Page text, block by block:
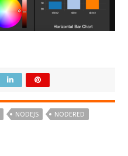
NODEJS
NODERED